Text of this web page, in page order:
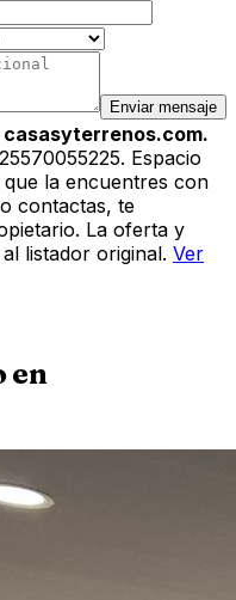
Enviar mensaje
casasyterrenos.com.
. Espacio
la encuentres con
contactas, te
La oferta y
listador original. Ver
en